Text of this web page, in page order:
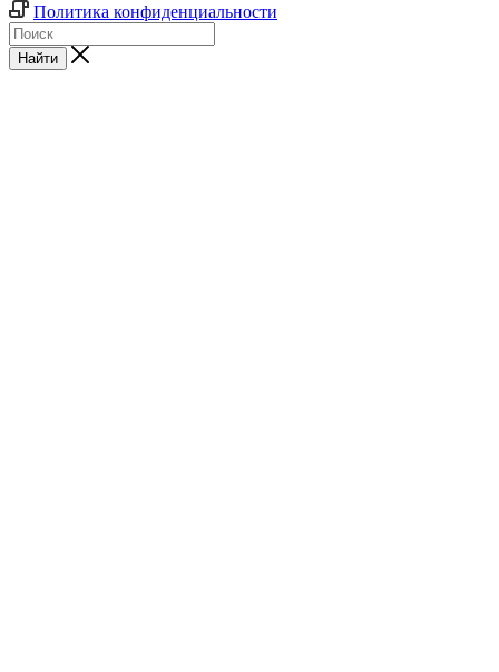
Политика конфиденциальности
Найти